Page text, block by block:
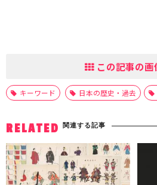
この記事の画
キーワード 日本の歴史・過去
RELATED 関連する記事